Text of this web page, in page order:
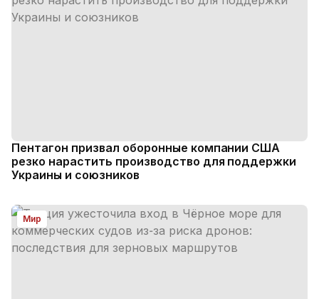
Пентагон призвал оборонные компании США
резко нарастить производство для поддержки
Украины и союзников
Мир